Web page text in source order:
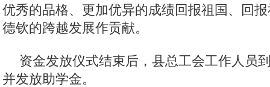
优秀的品格、更加优异的成绩回报祖国、回
德钦的跨越发展作贡献。
资金发放仪式结束后，县总工会工作人员
并发放助学金。